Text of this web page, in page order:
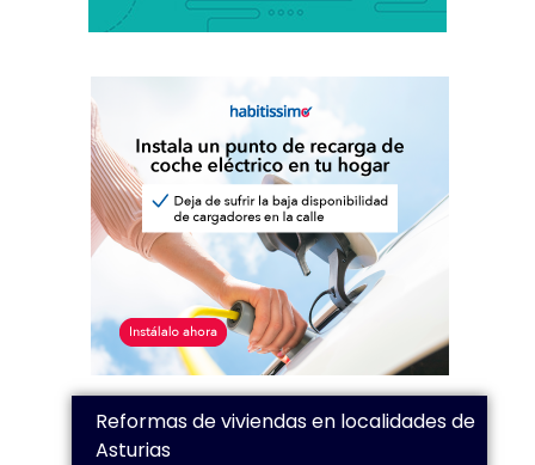
Reformas de viviendas en localidades de
Asturias